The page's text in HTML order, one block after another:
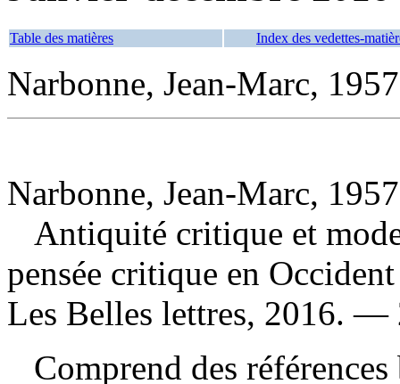
Table des matières Index des vedettes-
Narbonne, Jean-Marc,
Narbonne, Jean-Marc,
Antiquité critique et
pensée critique en
Les Belles lettres, 2016. —
Comprend des